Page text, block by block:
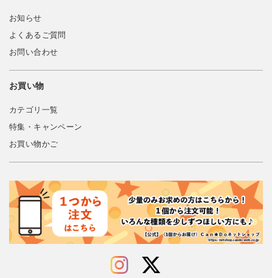
お知らせ
よくあるご質問
お問い合わせ
お買い物
カテゴリ一覧
特集・キャンペーン
お買い物かご